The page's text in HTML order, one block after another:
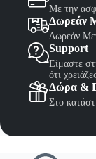
Με την
Δωρεάν
Δωρεάν
Support
Είμαστε
ότι
Δώρα &
Στο